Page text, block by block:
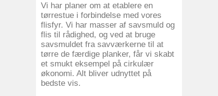
Vi har planer om at etablere en
tørrestue i forbindelse med vores
flisfyr. Vi har masser af savsmuld og
flis til rådighed, og ved at bruge
savsmuldet fra savværkerne til at
tørre de færdige planker, får vi skabt
et smukt eksempel på cirkulær
økonomi. Alt bliver udnyttet på
bedste vis.